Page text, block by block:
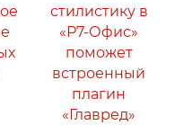
стилистику в
«Р7-Офис»
поможет
встроенный
плагин
«Главред»